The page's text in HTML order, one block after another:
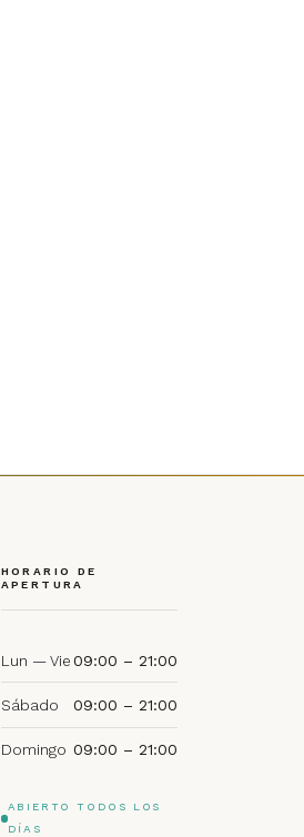
HORARIO DE
APERTURA
Lun — Vie09:00 – 21:00
Sábado 09:00 – 21:00
Domingo 09:00 – 21:00
ABIERTO TODOS LOS
DÍAS